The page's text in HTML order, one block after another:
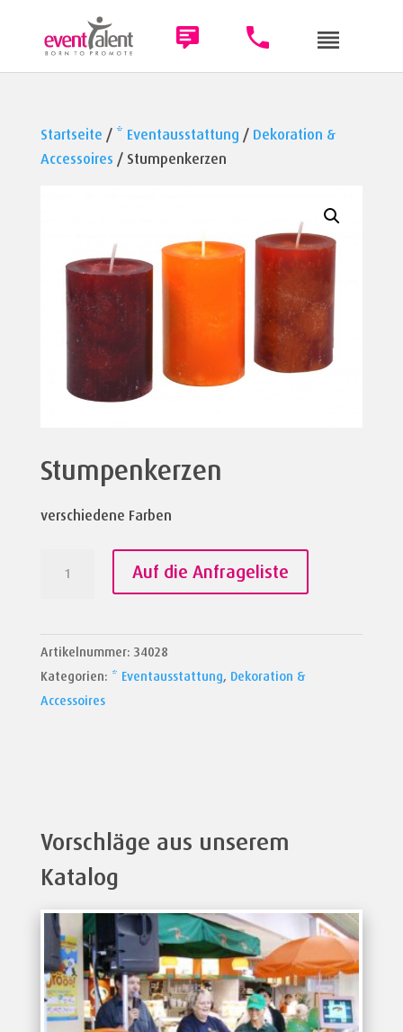
Startseite / * Eventausstattung / Dekoration &
Accessoires / Stumpenkerzen
Stumpenkerzen
verschiedene Farben
Menge
Auf die Anfrageliste
Artikelnummer: 34028
Kategorien: * Eventausstattung, Dekoration &
Accessoires
Vorschläge aus unserem
Katalog